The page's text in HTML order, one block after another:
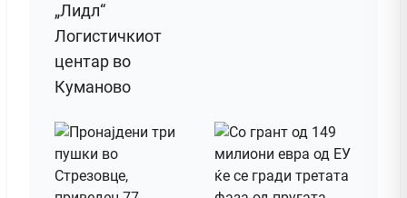
„Лидл“
Логистичкиот
центар во
Куманово